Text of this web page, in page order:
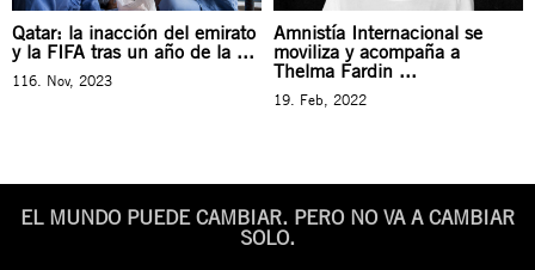
Qatar: la inacción del emirato
y la FIFA tras un año de la ...
116. Nov, 2023
Amnistía Internacional se
moviliza y acompaña a
Thelma Fardin ...
19. Feb, 2022
EL MUNDO PUEDE CAMBIAR. PERO NO VA A CAMBIAR
SOLO.